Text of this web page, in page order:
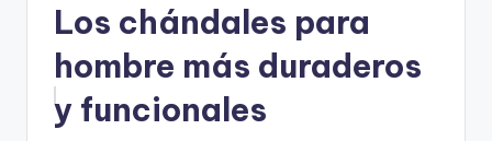
Los chándales para
hombre más duraderos
y funcionales